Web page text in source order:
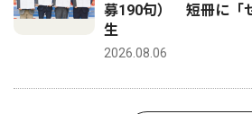
募190句） 短冊に「
生
2026.08.06